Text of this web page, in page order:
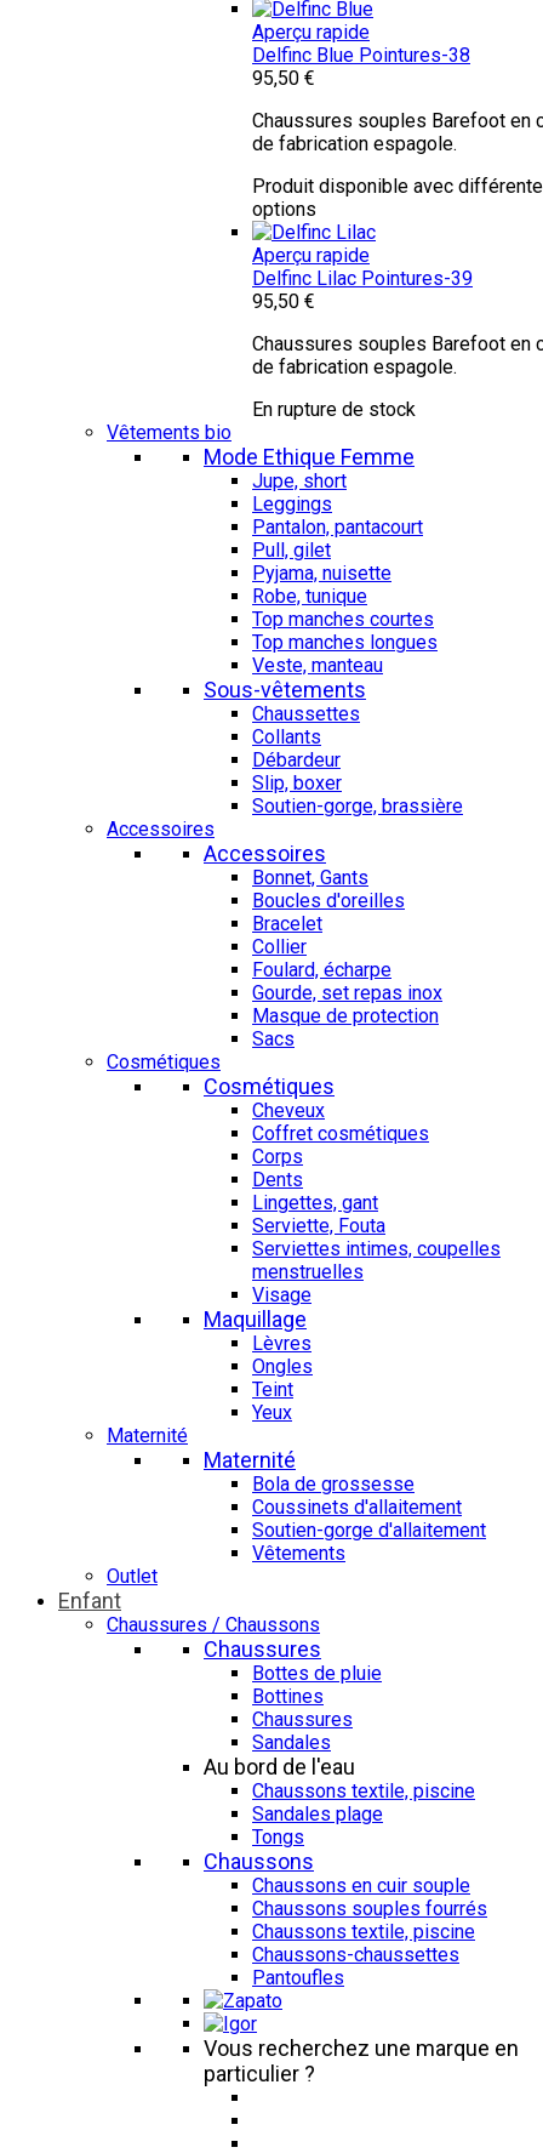
Aperçu rapide
Delfinc Blue Pointures-38
95,50 €
Chaussures souples Barefoot en
de fabrication espagole.
Produit disponible avec
options
Aperçu rapide
Delfinc Lilac Pointures-39
95,50 €
Chaussures souples Barefoot en
de fabrication espagole.
En rupture de stock
Vêtements bio
Mode Ethique Femme
Jupe, short
Leggings
Pantalon, pantacourt
Pull, gilet
Pyjama, nuisette
Robe, tunique
Top manches courtes
Top manches longues
Veste, manteau
Sous-vêtements
Chaussettes
Collants
Débardeur
Slip, boxer
Soutien-gorge, brassière
Accessoires
Accessoires
Bonnet, Gants
Boucles d'oreilles
Bracelet
Collier
Foulard, écharpe
Gourde, set repas inox
Masque de protection
Sacs
Cosmétiques
Cosmétiques
Cheveux
Coffret cosmétiques
Corps
Dents
Lingettes, gant
Serviette, Fouta
Serviettes intimes, coupelles
menstruelles
Visage
Maquillage
Lèvres
Ongles
Teint
Yeux
Maternité
Maternité
Bola de grossesse
Coussinets d'allaitement
Soutien-gorge d'allaitement
Vêtements
Outlet
Enfant
Chaussures / Chaussons
Chaussures
Bottes de pluie
Bottines
Chaussures
Sandales
Au bord de l'eau
Chaussons textile, piscine
Sandales plage
Tongs
Chaussons
Chaussons en cuir souple
Chaussons souples fourrés
Chaussons textile, piscine
Chaussons-chaussettes
Pantoufles
Vous recherchez une marque en
particulier ?